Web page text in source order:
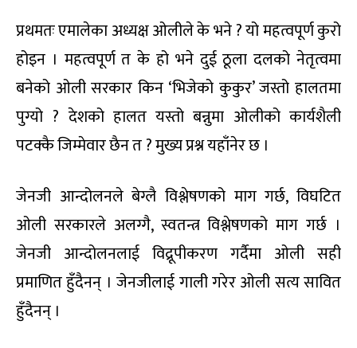
प्रथमतः एमालेका अध्यक्ष ओलीले के भने ? यो महत्वपूर्ण कुरो
होइन । महत्वपूर्ण त के हो भने दुई ठूला दलको नेतृत्वमा
बनेको ओली सरकार किन ‘भिजेको कुकुर’ जस्तो हालतमा
पुग्यो ? देशको हालत यस्तो बन्नुमा ओलीको कार्यशैली
पटक्कै जिम्मेवार छैन त ? मुख्य प्रश्न यहाँनेर छ ।
जेनजी आन्दोलनले बेग्लै विश्लेषणको माग गर्छ, विघटित
ओली सरकारले अलग्गै, स्वतन्त्र विश्लेषणको माग गर्छ ।
जेनजी आन्दोलनलाई विद्रूपीकरण गर्दैमा ओली सही
प्रमाणित हुँदैनन् । जेनजीलाई गाली गरेर ओली सत्य सावित
हुँदैनन् ।